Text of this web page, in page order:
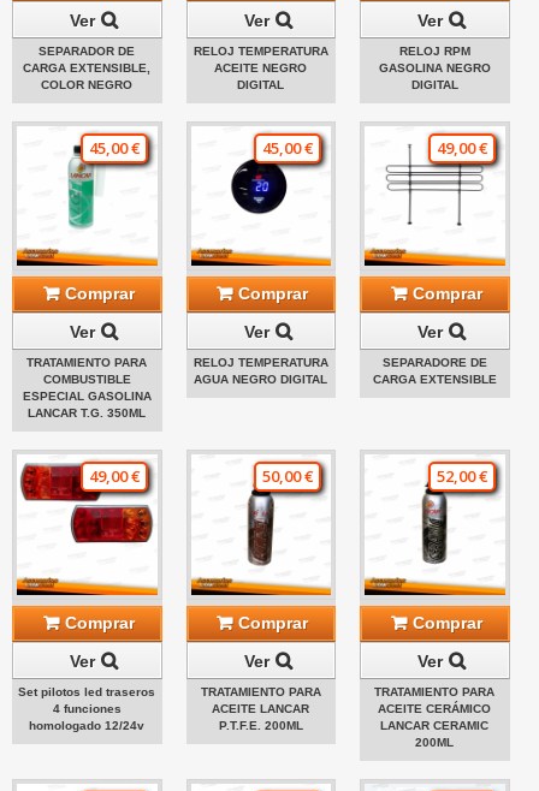
Ver
SEPARADOR DE
CARGA EXTENSIBLE,
COLOR NEGRO
Ver
RELOJ TEMPERATURA
ACEITE NEGRO
DIGITAL
Ver
RELOJ RPM
GASOLINA NEGRO
DIGITAL
45,00 €
Comprar
Ver
TRATAMIENTO PARA
COMBUSTIBLE
ESPECIAL GASOLINA
LANCAR T.G. 350ML
45,00 €
Comprar
Ver
RELOJ TEMPERATURA
AGUA NEGRO DIGITAL
49,00 €
Comprar
Ver
SEPARADORE DE
CARGA EXTENSIBLE
49,00 €
Comprar
Ver
Set pilotos led traseros
4 funciones
homologado 12/24v
50,00 €
Comprar
Ver
TRATAMIENTO PARA
ACEITE LANCAR
P.T.F.E. 200ML
52,00 €
Comprar
Ver
TRATAMIENTO PARA
ACEITE CERÁMICO
LANCAR CERAMIC
200ML